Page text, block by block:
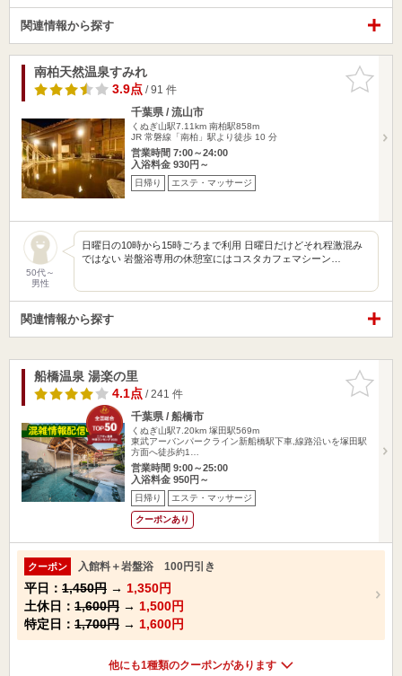
関連情報から探す
お気に入
りに追加
南柏天然温泉すみれ
3.9点/ 91 件
千葉県 / 流山市
くぬぎ山駅7.11km 南柏駅858m
JR 常磐線「南柏」駅より徒歩 10 分
営業時間 7:00～24:00
入浴料金 930円～
日帰り エステ・マッサージ
50代～
男性
日曜日の10時から15時ごろまで利用 日曜日だけどそれ程激混み
ではない 岩盤浴専用の休憩室にはコスタカフェマシーン…
関連情報から探す
お気に入
りに追加
船橋温泉 湯楽の里
4.1点/ 241 件
千葉県 / 船橋市
くぬぎ山駅7.20km 塚田駅569m
東武アーバンパークライン新船橋駅下車,線路沿いを塚田駅
方面へ徒歩約1…
営業時間 9:00～25:00
入浴料金 950円～
日帰り エステ・マッサージ
クーポンあり
クーポン 入館料＋岩盤浴 100円引き
平日： 1,450円 → 1,350円
土休日： 1,600円 → 1,500円
特定日： 1,700円 → 1,600円
他にも1種類のクーポンがあります